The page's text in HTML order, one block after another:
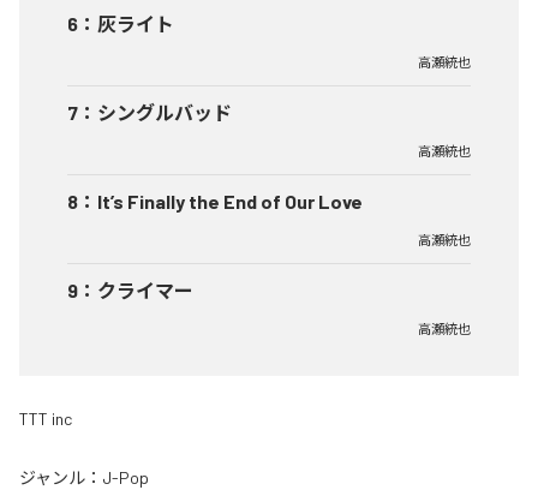
6 ： 灰ライト
高瀬統也
7 ： シングルバッド
高瀬統也
8 ： It’s Finally the End of Our Love
高瀬統也
9 ： クライマー
高瀬統也
TTT inc
ジャンル： J-Pop